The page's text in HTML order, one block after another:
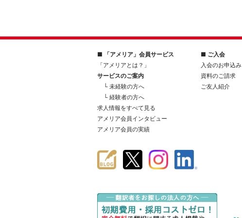
■ 「アメリア」会員サービス
「アメリアとは？」
サービスのご案内
└ 未経験の方へ
└ 経験者の方へ
求人情報をすべて見る
アメリア会員インタビュー
アメリア会員の実績
■ ご入会
入会のお申込み
資料のご請求
ご友人紹介